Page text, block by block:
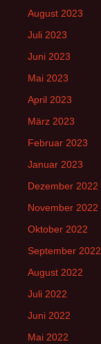
August 2023
Juli 2023
Juni 2023
Mai 2023
April 2023
März 2023
Februar 2023
Januar 2023
Dezember 2022
November 2022
Oktober 2022
September 2022
August 2022
Juli 2022
Juni 2022
Mai 2022